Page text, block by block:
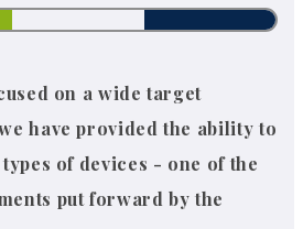
on a wide target
have provided the ability to
of devices - one of the
put forward by the